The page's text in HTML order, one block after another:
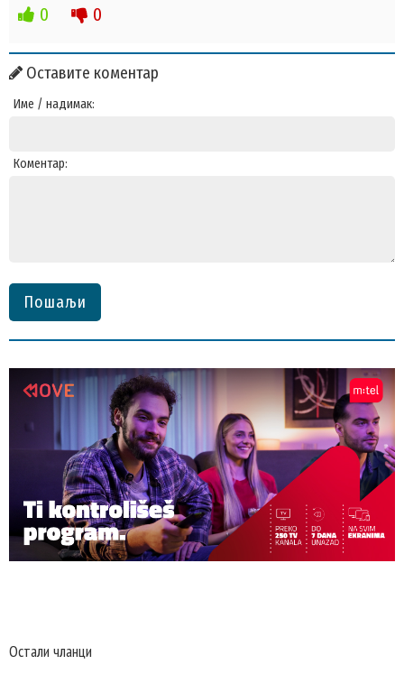
0 0
Оставите коментар
Име / надимак:
Коментар:
Пошаљи
Остали чланци